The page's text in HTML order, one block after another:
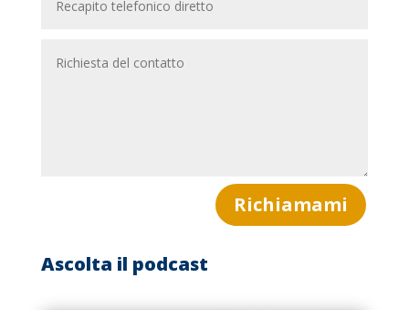
Richiamami
Ascolta il podcast